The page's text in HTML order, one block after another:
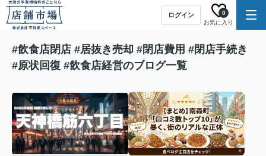
ログイン
お気に入り
0
#飲食店閉店 #居抜き売却 #閉店費用 #閉店手続き
#原状回復 #飲食店経営のブログ一覧